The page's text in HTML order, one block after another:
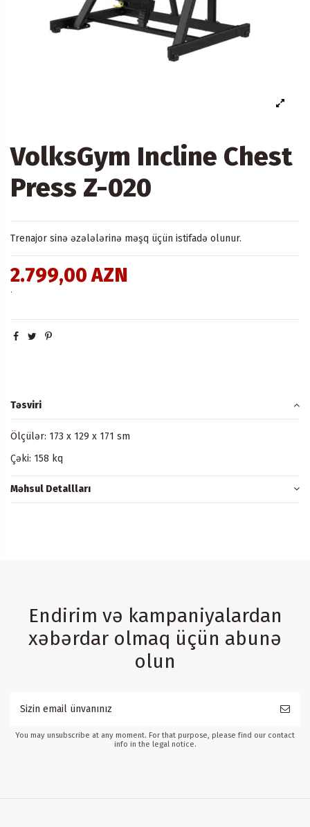
VolksGym Incline Chest
Press Z-020
Trenajor sinə əzələlərinə məşq üçün istifadə olunur.
2.799,00 AZN
.
Təsviri
Ölçülər: 173 x 129 x 171 sm
Çəki: 158 kq
Məhsul Detallları
Endirim və kampaniyalardan
xəbərdar olmaq üçün abunə
olun
You may unsubscribe at any moment. For that purpose, please find our contact
info in the legal notice.